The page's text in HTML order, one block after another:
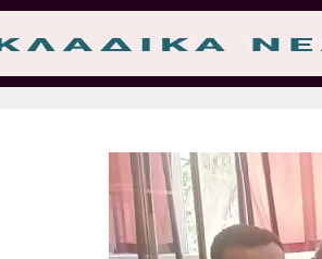
Σωματεία Εμπ. Σύλλογοι